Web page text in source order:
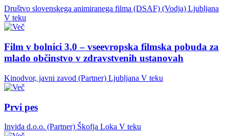
Društvo slovenskega animiranega filma (DSAF) (Vodja) Ljubljana
V teku
Film v bolnici 3.0 – vseevropska filmska pobuda za
mlado občinstvo v zdravstvenih ustanovah
Kinodvor, javni zavod (Partner) Ljubljana V teku
Prvi pes
Invida d.o.o. (Partner) Škofja Loka V teku